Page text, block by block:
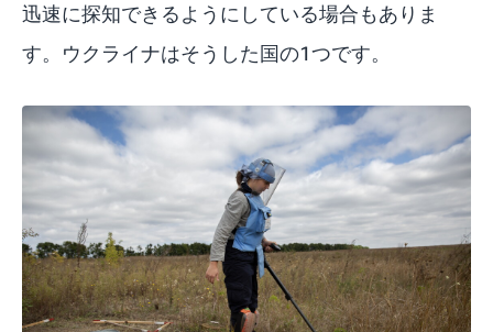
迅速に探知できるようにしている場合もありま
す。ウクライナはそうした国の1つです。